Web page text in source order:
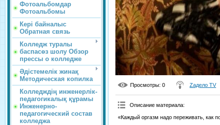
Фотоальбомдар
Фотоальбомы
Кері байналыс
Обратная связь
Колледж туралы
баспасөз шолу Обзор
прессы о колледже
Әдістемелік жинақ
Методическая копилка
Колледждің инженерлік-
педагогикалық құрамы
Инженерно-
педагогический состав
колледжа
Просмотры: 0 Zадело TV
Описание материала:
«Каждый оргазм надо переживать, как